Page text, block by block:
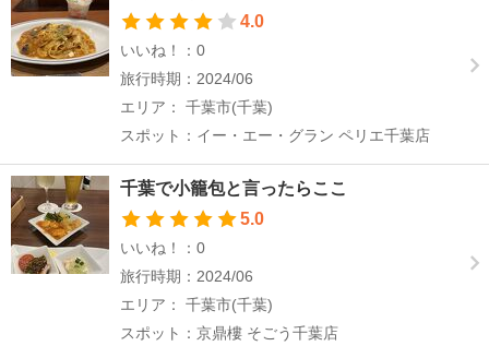
4.0
いいね！：0
旅行時期：2024/06
エリア： 千葉市(千葉)
スポット：イー・エー・グラン ペリエ千葉店
千葉で小籠包と言ったらここ
5.0
いいね！：0
旅行時期：2024/06
エリア： 千葉市(千葉)
スポット：京鼎樓 そごう千葉店